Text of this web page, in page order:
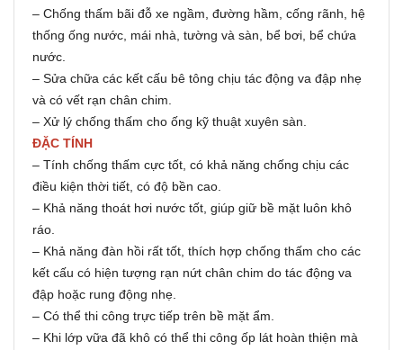
– Chống thấm bãi đỗ xe ngầm, đường hầm, cống rãnh, hệ
thống ống nước, mái nhà, tường và sàn, bể bơi, bể chứa
nước.
– Sửa chữa các kết cấu bê tông chịu tác động va đập nhẹ
và có vết rạn chân chim.
– Xử lý chống thấm cho ống kỹ thuật xuyên sàn.
ĐẶC TÍNH
– Tính chống thấm cực tốt, có khả năng chống chịu các
điều kiện thời tiết, có độ bền cao.
– Khả năng thoát hơi nước tốt, giúp giữ bề mặt luôn khô
ráo.
– Khả năng đàn hồi rất tốt, thích hợp chống thấm cho các
kết cấu có hiện tượng rạn nứt chân chim do tác động va
đập hoặc rung động nhẹ.
– Có thể thi công trực tiếp trên bề mặt ẩm.
– Khi lớp vữa đã khô có thể thi công ốp lát hoàn thiện mà